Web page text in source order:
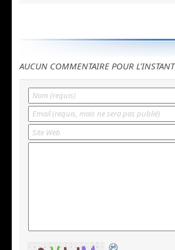
AUCUN COMMENTAIRE POUR L'INSTANT